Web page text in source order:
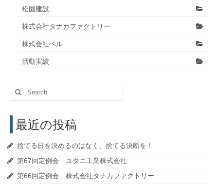
松園建設
株式会社タナカファクトリー
株式会社ベル
活動実績
Search
for:
最近の投稿
捨てる日を決めるのはなく、捨てる決断を！
第67回定例会 ユタニ工業株式会社
第66回定例会 株式会社タナカファクトリー